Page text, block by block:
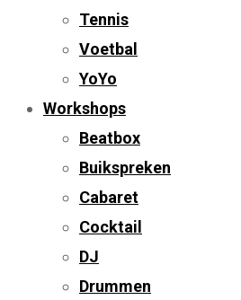
Tennis
Voetbal
YoYo
Workshops
Beatbox
Buikspreken
Cabaret
Cocktail
DJ
Drummen